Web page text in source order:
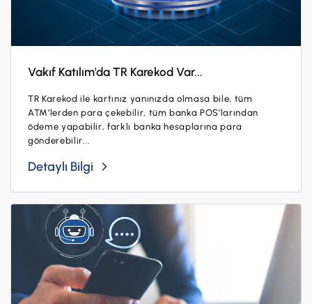
Vakıf Katılım'da TR Karekod Var...
TR Karekod ile kartınız yanınızda olmasa bile, tüm
ATM’lerden para çekebilir, tüm banka POS’larından
ödeme yapabilir, farklı banka hesaplarına para
gönderebilir...
Detaylı Bilgi